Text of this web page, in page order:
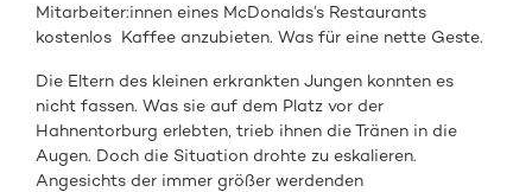
Mitarbeiter:innen eines McDonalds’s Restaurants
kostenlos Kaffee anzubieten. Was für eine nette Geste.
Die Eltern des kleinen erkrankten Jungen konnten es
nicht fassen. Was sie auf dem Platz vor der
Hahnentorburg erlebten, trieb ihnen die Tränen in die
Augen. Doch die Situation drohte zu eskalieren.
Angesichts der immer größer werdenden